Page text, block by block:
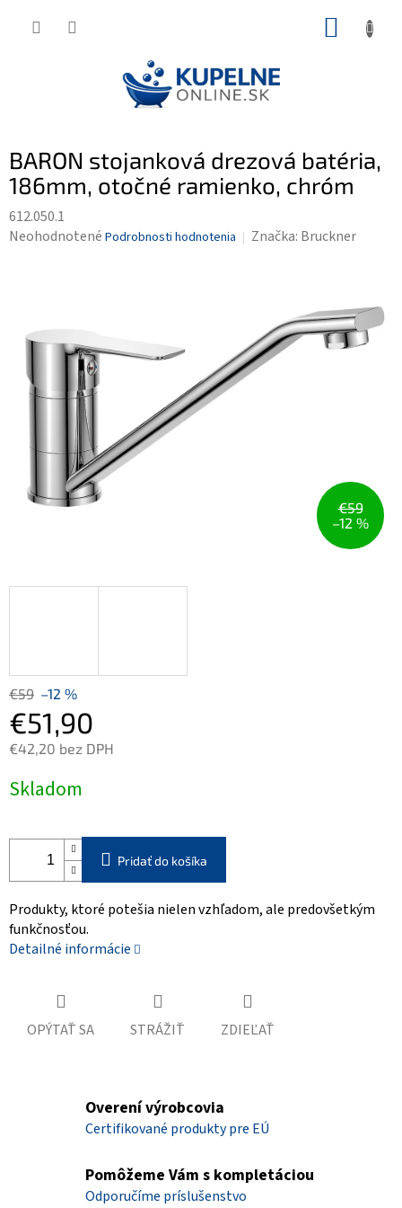
BARON stojanková drezová batéria,
186mm, otočné ramienko, chróm
612.050.1
Priemerné
hviezdičiek.
Neohodnotené Podrobnosti hodnotenia Značka: Bruckner
€59
–12 %
€59 –12 %
€51,90
€42,20 bez DPH
cena:
Skladom
Pridať do košíka
Produkty, ktoré potešia nielen vzhľadom, ale predovšetkým
funkčnosťou.
Detailné informácie
OPÝTAŤ SA STRÁŽIŤ ZDIEĽAŤ
Overení výrobcovia
Certifikované produkty pre EÚ
Pomôžeme Vám s kompletáciou
Odporučíme príslušenstvo